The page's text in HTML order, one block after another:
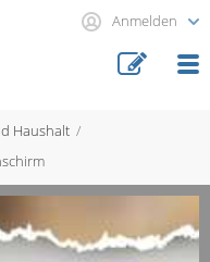
Anmelden
Haushalt